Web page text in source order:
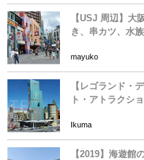
【USJ 周辺】大
き、串カツ、水
mayuko
【レゴランド・
ト・アトラクシ
Ikuma
【2019】海遊館